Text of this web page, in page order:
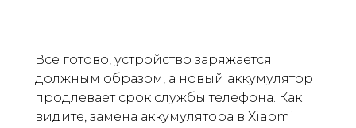
Все готово, устройство заряжается
должным образом, а новый аккумулятор
продлевает срок службы телефона. Как
видите, замена аккумулятора в Xiaomi